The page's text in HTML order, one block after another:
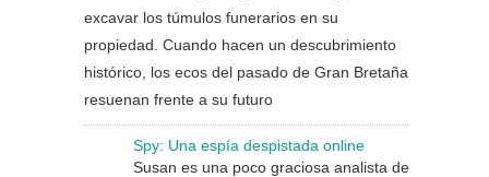
excavar los túmulos funerarios en su
propiedad. Cuando hacen un descubrimiento
histórico, los ecos del pasado de Gran Bretaña
resuenan frente a su futuro
Spy: Una espía despistada online
Susan es una poco graciosa analista de